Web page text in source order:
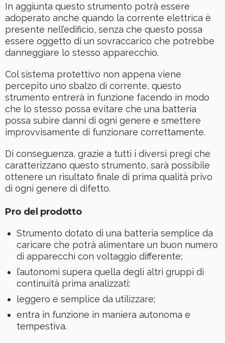
In aggiunta questo strumento potrà essere
adoperato anche quando la corrente elettrica è
presente nell’edificio, senza che questo possa
essere oggetto di un sovraccarico che potrebbe
danneggiare lo stesso apparecchio.
Col sistema protettivo non appena viene
percepito uno sbalzo di corrente, questo
strumento entrerà in funzione facendo in modo
che lo stesso possa evitare che una batteria
possa subire danni di ogni genere e smettere
improvvisamente di funzionare correttamente.
Di conseguenza, grazie a tutti i diversi pregi che
caratterizzano questo strumento, sarà possibile
ottenere un risultato finale di prima qualità privo
di ogni genere di difetto.
Pro del prodotto
Strumento dotato di una batteria semplice da
caricare che potrà alimentare un buon numero
di apparecchi con voltaggio differente;
l’autonomi supera quella degli altri gruppi di
continuità prima analizzati;
leggero e semplice da utilizzare;
entra in funzione in maniera autonoma e
tempestiva.